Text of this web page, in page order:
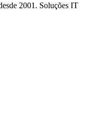
2001. Soluções IT